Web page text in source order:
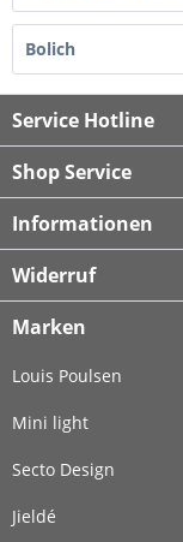
Bolich
Service Hotline
Shop Service
Informationen
Widerruf
Marken
Louis Poulsen
Mini light
Secto Design
Jieldé